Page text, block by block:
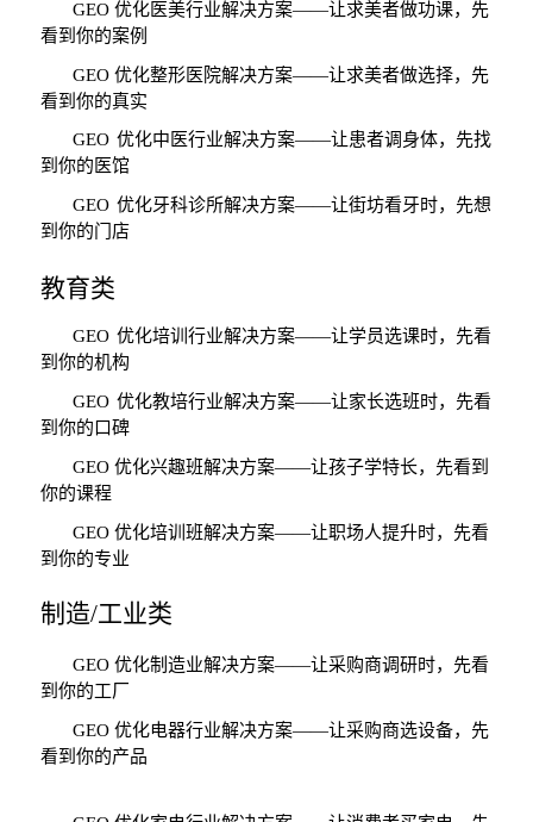
GEO 优化医美行业解决方案——让求美者做功课，先
看到你的案例
GEO 优化整形医院解决方案——让求美者做选择，先
看到你的真实
GEO 优化中医行业解决方案——让患者调身体，先找
到你的医馆
GEO 优化牙科诊所解决方案——让街坊看牙时，先想
到你的门店
教育类
GEO 优化培训行业解决方案——让学员选课时，先看
到你的机构
GEO 优化教培行业解决方案——让家长选班时，先看
到你的口碑
GEO 优化兴趣班解决方案——让孩子学特长，先看到
你的课程
GEO优化培训班解决方案——让职场人提升时，先看
到你的专业
制造/工业类
GEO优化制造业解决方案——让采购商调研时，先看
到你的工厂
GEO 优化电器行业解决方案——让采购商选设备，先
看到你的产品